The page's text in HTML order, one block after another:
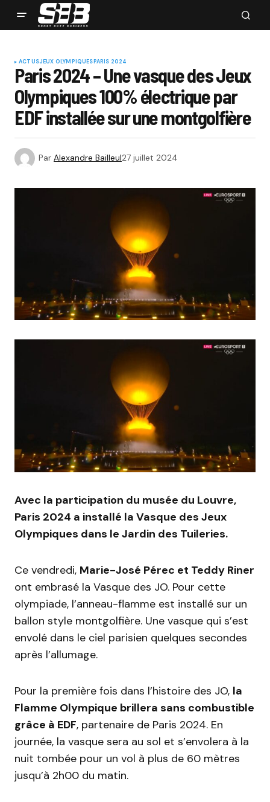
ACTUSJEUX OLYMPIQUESPARIS 2024
Paris 2024 – Une vasque des Jeux
Olympiques 100% électrique par
EDF installée sur une montgolfière
Par Alexandre Bailleul27 juillet 2024
Avec la participation du musée du Louvre,
Paris 2024 a installé la Vasque des Jeux
Olympiques dans le Jardin des Tuileries.
Ce vendredi, Marie-José Pérec et Teddy Riner
ont embrasé la Vasque des JO. Pour cette
olympiade, l’anneau-flamme est installé sur un
ballon style montgolfière. Une vasque qui s’est
envolé dans le ciel parisien quelques secondes
après l’allumage.
Pour la première fois dans l’histoire des JO, la
Flamme Olympique brillera sans combustible
grâce à EDF, partenaire de Paris 2024. En
journée, la vasque sera au sol et s’envolera à la
nuit tombée pour un vol à plus de 60 mètres
jusqu’à 2h00 du matin.